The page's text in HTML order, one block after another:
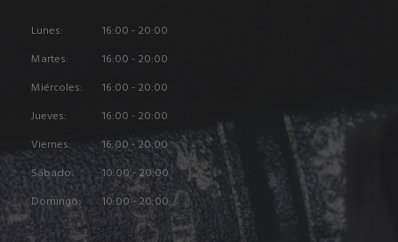
Lunes:
16:00 - 20:00
Martes:
16:00 - 20:00
Miércoles:
16:00 - 20:00
Jueves:
16:00 - 20:00
Viernes:
16:00 - 20:00
Sábado:
10:00 - 20:00
Domingo:
10:00 - 20:00